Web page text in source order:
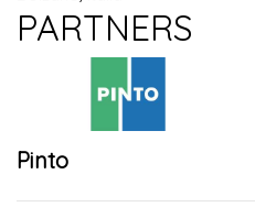
PARTNERS
Pinto